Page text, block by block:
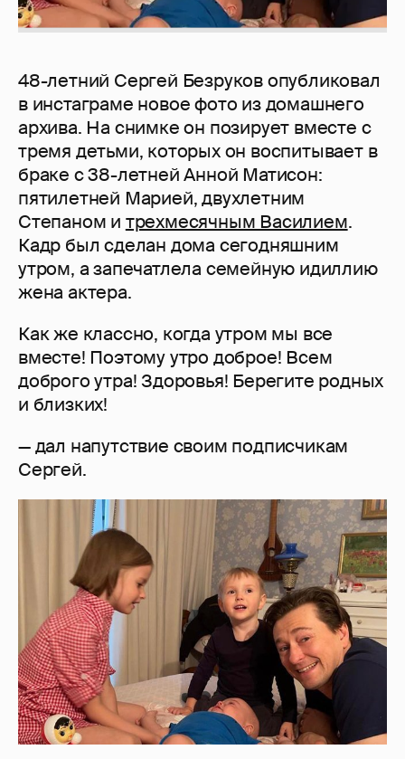
48-летний Сергей Безруков опубликовал
в инстаграме новое фото из домашнего
архива. На снимке он позирует вместе с
тремя детьми, которых он воспитывает в
браке с 38-летней Анной Матисон:
пятилетней Марией, двухлетним
Степаном и трехмесячным Василием.
Кадр был сделан дома сегодняшним
утром, а запечатлела семейную идиллию
жена актера.
Как же классно, когда утром мы все
вместе! Поэтому утро доброе! Всем
доброго утра! Здоровья! Берегите родных
и близких!
— дал напутствие своим подписчикам
Сергей.